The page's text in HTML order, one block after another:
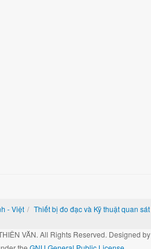
- Việt Thiết bị đo đạc và Kỹ thuật quan sát
VĂN. All Rights Reserved. Designed by